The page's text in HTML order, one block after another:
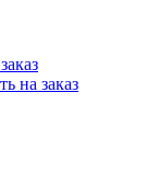
на заказ